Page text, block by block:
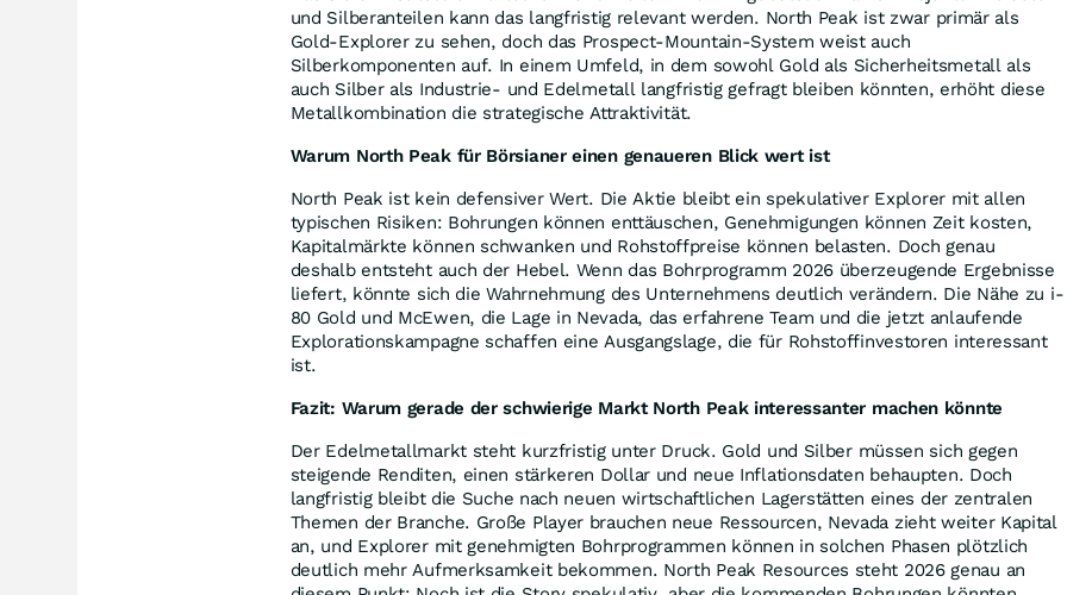
und Silberanteilen kann das langfristig relevant werden. North Peak ist zwar primär als
Gold-Explorer zu sehen, doch das Prospect-Mountain-System weist auch
Silberkomponenten auf. In einem Umfeld, in dem sowohl Gold als Sicherheitsmetall als
auch Silber als Industrie- und Edelmetall langfristig gefragt bleiben könnten, erhöht diese
Metallkombination die strategische Attraktivität.
Warum North Peak für Börsianer einen genaueren Blick wert ist
North Peak ist kein defensiver Wert. Die Aktie bleibt ein spekulativer Explorer mit allen
typischen Risiken: Bohrungen können enttäuschen, Genehmigungen können Zeit kosten,
Kapitalmärkte können schwanken und Rohstoffpreise können belasten. Doch genau
deshalb entsteht auch der Hebel. Wenn das Bohrprogramm 2026 überzeugende Ergebnisse
liefert, könnte sich die Wahrnehmung des Unternehmens deutlich verändern. Die Nähe zu i-
80 Gold und McEwen, die Lage in Nevada, das erfahrene Team und die jetzt anlaufende
Explorationskampagne schaffen eine Ausgangslage, die für Rohstoffinvestoren interessant
ist.
Fazit: Warum gerade der schwierige Markt North Peak interessanter machen könnte
Der Edelmetallmarkt steht kurzfristig unter Druck. Gold und Silber müssen sich gegen
steigende Renditen, einen stärkeren Dollar und neue Inflationsdaten behaupten. Doch
langfristig bleibt die Suche nach neuen wirtschaftlichen Lagerstätten eines der zentralen
Themen der Branche. Große Player brauchen neue Ressourcen, Nevada zieht weiter Kapital
an, und Explorer mit genehmigten Bohrprogrammen können in solchen Phasen plötzlich
deutlich mehr Aufmerksamkeit bekommen. North Peak Resources steht 2026 genau an